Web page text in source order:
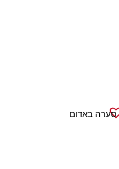
סערה באדום